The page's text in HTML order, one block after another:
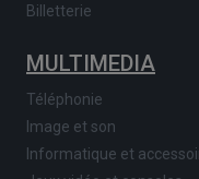
Billetterie
MULTIMEDIA
Téléphonie
Image et son
Informatique et